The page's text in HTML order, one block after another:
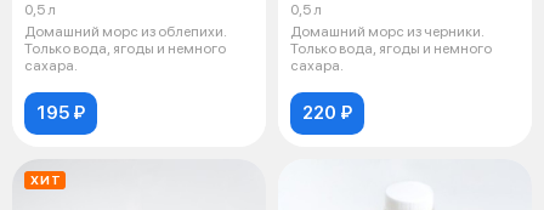
0,5 л
Домашний морс из облепихи.
Только вода, ягоды и немного
сахара.
195 ₽
0,5 л
Домашний морс из черники.
Только вода, ягоды и немного
сахара.
220 ₽
ХИТ